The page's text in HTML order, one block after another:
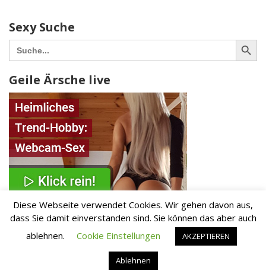
Sexy Suche
Search
for:
Search Button
Geile Ärsche live
Diese Webseite verwendet Cookies. Wir gehen davon aus,
dass Sie damit einverstanden sind. Sie können das aber auch
ablehnen.
Cookie Einstellungen AKZEPTIEREN
Ablehnen